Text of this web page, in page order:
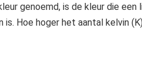
genoemd, is de kleur die
is. Hoe hoger het aantal kelvin